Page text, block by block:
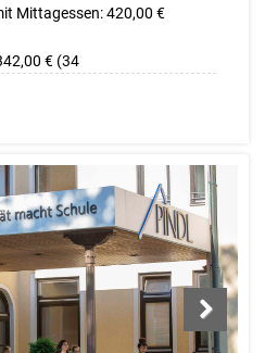
Mittagessen: 420,00 €
€ (34
Next
Next